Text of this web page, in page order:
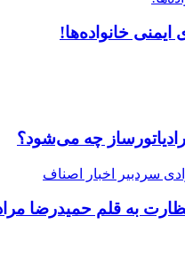
ایمنی خانواده‌ها!
به قلم حمیدرضا